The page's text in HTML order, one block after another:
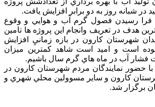
در شبانه روز به دو برابر افزايش يافت.
فرا رسيدن فصول گرم آب و هوايي و وقوع
هدف در تعريف وانجام اين پروژه ها تامين
شهرستان كارون در بازه زمانيِ افزايش
است و اميد است شاهد كمترين ميزان
فشار آب در ماه هاي گرم سال باشيم.
حضور نمايندگان مردم شهرستان كارون در
كارون و ساير مسوولين محلي شهري و
برگزار شد.